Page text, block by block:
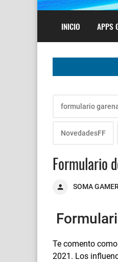
INICIO APPS
formulario
NovedadesFF
Formulario
SOMA GAMER
Te comento
2021. Los